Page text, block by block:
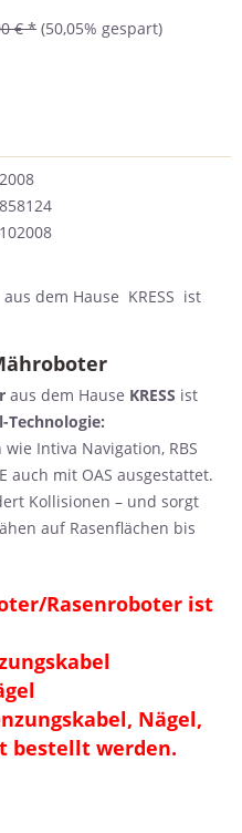
€ * (50,05% gespart)
dem Hause KRESS ist
aus dem Hause KRESS ist
Technologie:
Intiva Navigation, RBS
auch mit OAS ausgestattet.
Kollisionen – und sorgt
auf Rasenflächen bis
Rasenroboter ist
Nägel,
bestellt werden.